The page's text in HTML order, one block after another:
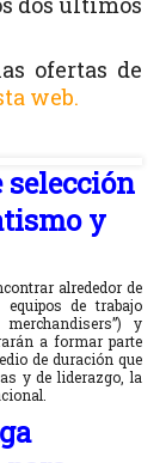
ofertas de
web.
y
alrededor de
de trabajo
y
a formar parte
de duración que
y de liderazgo, la